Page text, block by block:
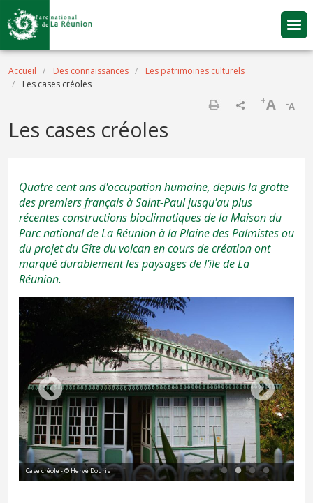
Aller au contenu principal
Fil d'Ariane
Accueil Des connaissances
Les patrimoines culturels
Les cases créoles
-A
+A
Les cases créoles
Quatre cent ans d'occupation humaine, depuis la grotte
des premiers français à Saint-Paul jusqu'au plus
récentes constructions bioclimatiques de la Maison du
Parc national de La Réunion à la Plaine des Palmistes ou
du projet du Gîte du volcan en cours de création ont
marqué durablement les paysages de l’île de La
Réunion.
Case créole - © Hervé Douris